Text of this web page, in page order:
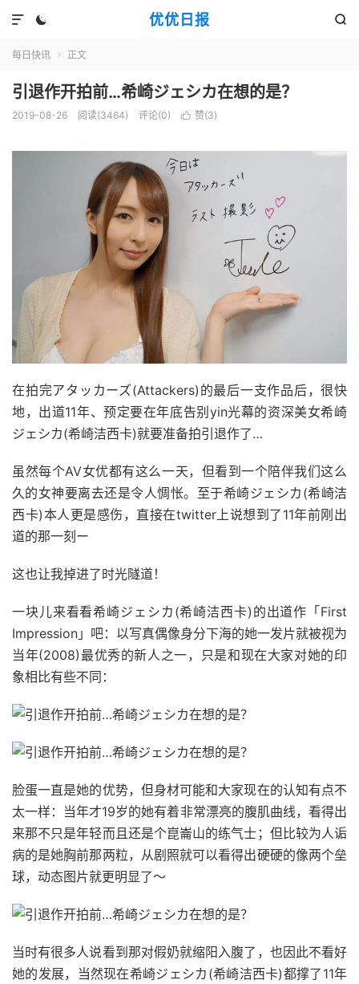
优优日报
 

每日快讯  正文
引退作开拍前…希崎ジェシカ在想的是？
2019-08-26 阅读(3464) 评论(0)  赞(3)
在拍完アタッカーズ(Attackers)的最后一支作品后，很快
地，出道11年、预定要在年底告别yin光幕的资深美女希崎
ジェシカ(希崎洁西卡)就要准备拍引退作了…
虽然每个AV女优都有这么一天，但看到一个陪伴我们这么
久的女神要离去还是令人惆怅。至于希崎ジェシカ(希崎洁
西卡)本人更是感伤，直接在twitter上说想到了11年前刚出
道的那一刻ー
这也让我掉进了时光隧道！
一块儿来看看希崎ジェシカ(希崎洁西卡)的出道作「First
Impression」吧：以写真偶像身分下海的她一发片就被视为
当年(2008)最优秀的新人之一，只是和现在大家对她的印
象相比有些不同：
脸蛋一直是她的优势，但身材可能和大家现在的认知有点不
太一样：当年才19岁的她有着非常漂亮的腹肌曲线，看得出
来那不只是年轻而且还是个崑崙山的练气士；但比较为人诟
病的是她胸前那两粒，从剧照就可以看得出硬硬的像两个垒
球，动态图片就更明显了～
当时有很多人说看到那对假奶就缩阳入腹了，也因此不看好
她的发展，当然现在希崎ジェシカ(希崎洁西卡)都撑了11年